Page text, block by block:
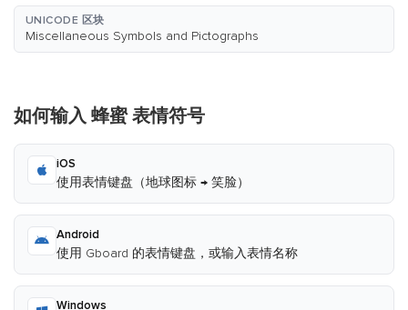
UNICODE 区块
Miscellaneous Symbols and Pictographs
如何输入 蜂蜜 表情符号
iOS
使用表情键盘（地球图标 → 笑脸）
Android
使用 Gboard 的表情键盘，或输入表情名称
Windows